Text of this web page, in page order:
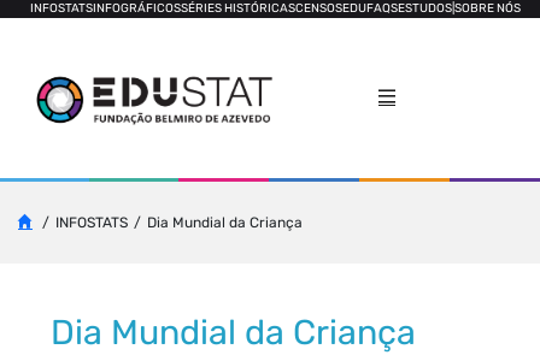
INFOSTATSINFOGRÁFICOSSÉRIES HISTÓRICASCENSOSEDUFAQSESTUDOSSOBRE NÓS
INFOSTATS Dia Mundial da Criança
Dia Mundial da Criança